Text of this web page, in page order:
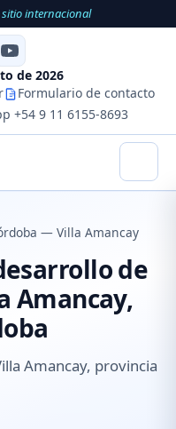
sitio internacional
de 2026
Formulario de contacto
+54 9 11 6155-8693
— Villa Amancay
de
Amancay,
Amancay, provincia